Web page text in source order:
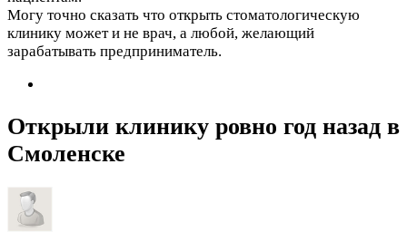
Могу точно сказать что открыть стоматологическую
клинику может и не врач, а любой, желающий
зарабатывать предприниматель.
Открыли клинику ровно год назад в
Смоленске